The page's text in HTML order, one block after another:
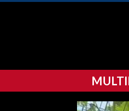
CRONACA SARDEGNA